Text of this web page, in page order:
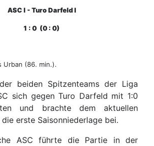
ASC I - Turo Darfeld I
1 : 0 (0 : 0)
Urban (86. min.).
beiden Spitzenteams der Liga
sich gegen Turo Darfeld mit 1:0
und brachte dem aktuellen
erste Saisonniederlage bei.
ASC führte die Partie in der